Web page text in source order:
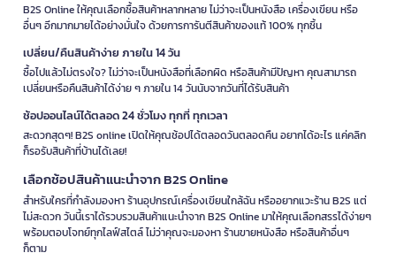
B2S Online ให้คุณเลือกซื้อสินค้าหลากหลาย ไม่ว่าจะเป็นหนังสือ เครื่องเขียน หรือ
อื่นๆ อีกมากมายได้อย่างมั่นใจ ด้วยการการันตีสินค้าของแท้ 100% ทุกชิ้น
เปลี่ยน/คืนสินค้าง่าย ภายใน 14 วัน
ซื้อไปแล้วไม่ตรงใจ? ไม่ว่าจะเป็นหนังสือที่เลือกผิด หรือสินค้ามีปัญหา คุณสามารถ
เปลี่ยนหรือคืนสินค้าได้ง่าย ๆ ภายใน 14 วันนับจากวันที่ได้รับสินค้า
ช้อปออนไลน์ได้ตลอด 24 ชั่วโมง ทุกที่ ทุกเวลา
สะดวกสุดๆ! B2S online เปิดให้คุณช้อปได้ตลอดวันตลอดคืน อยากได้อะไร แค่คลิก
ก็รอรับสินค้าที่บ้านได้เลย!
เลือกช้อปสินค้าแนะนำจาก B2S Online
สำหรับใครที่กำลังมองหา ร้านอุปกรณ์เครื่องเขียนใกล้ฉัน หรืออยากแวะร้าน B2S แต่
ไม่สะดวก วันนี้เราได้รวบรวมสินค้าแนะนำจาก B2S Online มาให้คุณเลือกสรรได้ง่ายๆ
พร้อมตอบโจทย์ทุกไลฟ์สไตล์ ไม่ว่าคุณจะมองหา ร้านขายหนังสือ หรือสินค้าอื่นๆ
ก็ตาม